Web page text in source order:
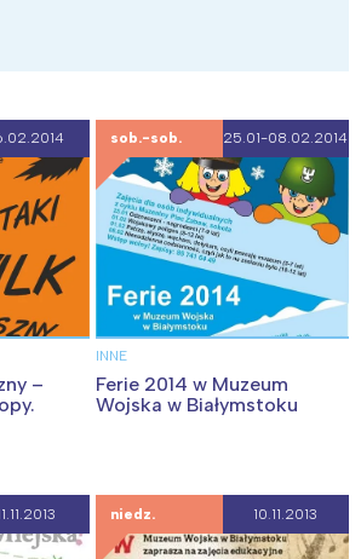
–
sob.-sob. 25.01-08.02.2014
INNE
Ferie 2014 w Muzeum
Wojska w Białymstoku
niedz. 10.11.2013